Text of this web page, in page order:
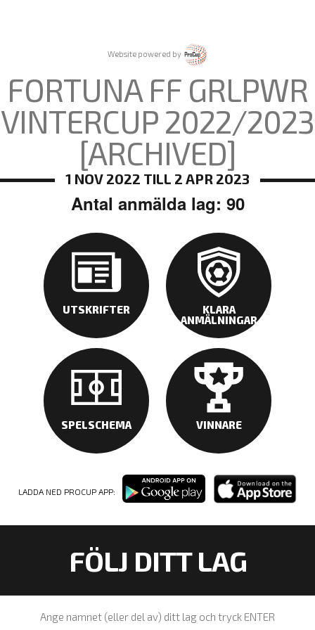
Website powered by
FORTUNA FF GRLPWR
VINTERCUP 2022/2023
[ARCHIVED]
1 NOV 2022 TILL 2 APR 2023
Antal anmälda lag: 90
UTSKRIFTER
KLARA
ANMÄLNINGAR
SPELSCHEMA VINNARE
LADDA NED PROCUP APP:
FÖLJ DITT LAG
Ange namnet (eller del av) ditt lag och tryck ENTER